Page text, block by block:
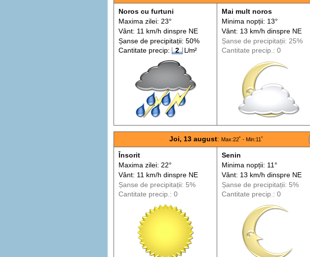
Noros cu furtuni
Maxima zilei: 23°
Vânt: 11 km/h dinspreNE
Șanse de precipitații: 50%
Cantitate precip:
2 L/m²
Mai mult noros
Minima nopții: 13°
Vânt: 13 km/h dinspreNE
Șanse de precipitații: 25%
Cantitate precip.: 0
Joi, 13 august:Max:22˚ - Min:11˚
Însorit
Maxima zilei: 22°
Vânt: 11 km/h dinspreNE
Șanse de precipitații: 5%
Cantitate precip.: 0
Senin
Minima nopții: 11°
Vânt: 13 km/h dinspreNE
Șanse de precipitații: 5%
Cantitate precip.: 0